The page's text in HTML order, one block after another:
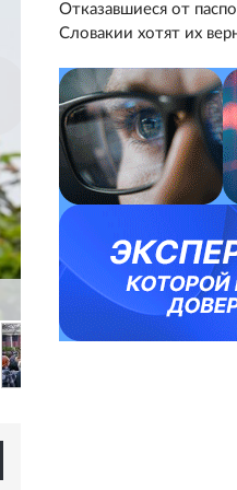
Отказавшиеся от
Словакии хотят их